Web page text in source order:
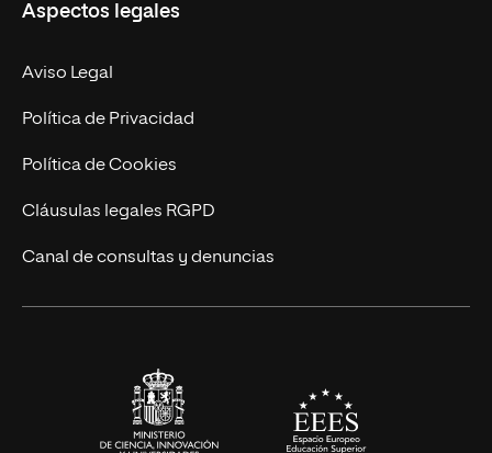
Doctorados
Experto Universitario
Postgrados
Cursos Universitarios
Facultades
Nuestro Equipo
Trabaja en UNIR
Actualidad
UNIR Revista
Eventos
Aspectos legales
Aviso Legal
Política de Privacidad
Política de Cookies
Cláusulas legales RGPD
Canal de consultas y denuncias